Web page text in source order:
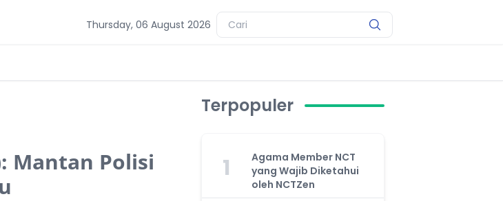
Thursday, 06 August 2026
Mantan Polisi
Terpopuler
1
Agama Member NCT
yang Wajib Diketahui
oleh NCTZen